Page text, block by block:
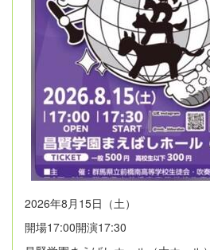
2026年8月15日（土）
開場17:00開演17:30